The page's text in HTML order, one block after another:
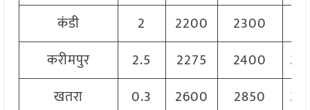
कंडी
2 2200 2300
करीमपुर
2.5 2275 2400
खतरा
0.3 2600 2850